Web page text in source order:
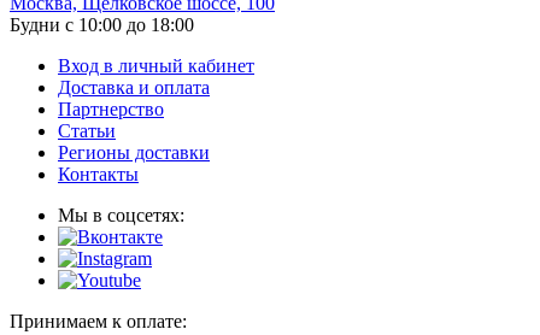
Будни с 10:00 до 18:00
Вход в личный кабинет
Доставка и оплата
Партнерство
Статьи
Регионы доставки
Контакты
Мы в соцсетях:
Принимаем к оплате: